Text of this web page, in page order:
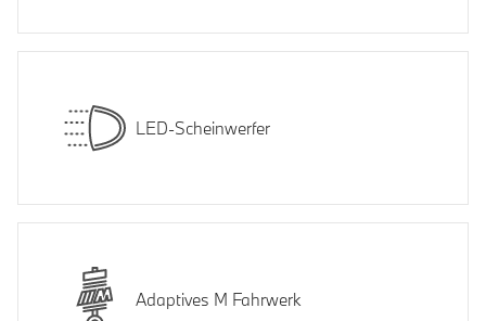
LED-Scheinwerfer
Adaptives M Fahrwerk